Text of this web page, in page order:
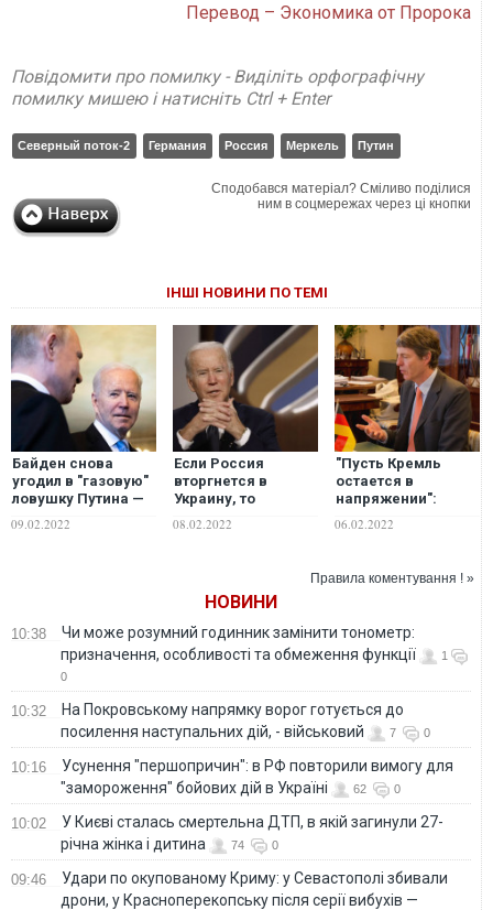
Перевод – Экономика от Пророка
Повідомити про помилку - Виділіть орфографічну
помилку мишею і натисніть Ctrl + Enter
Северный поток-2 Германия Россия Меркель Путин
Сподобався матеріал? Сміливо поділися
ним в соцмережах через ці кнопки
ІНШІ НОВИНИ ПО ТЕМІ
Байден снова
угодил в "газовую"
ловушку Путина —
09.02.2022
Если Россия
вторгнется в
Украину, то
больше не будет
08.02.2022
"Пусть Кремль
остается в
напряжении":
дипломат
агрессии РФ
06.02.2022
Правила коментування ! »
НОВИНИ
10:38
Чи може розумний годинник замінити тонометр:
призначення, особливості та обмеження функції
1
0
10:32
На Покровському напрямку ворог готується до
посилення наступальних дій, - військовий
7 0
10:16
Усунення "першопричин": в РФ повторили вимогу для
"замороження" бойових дій в Україні
62 0
10:02
У Києві сталась смертельна ДТП, в якій загинули 27-
річна жінка і дитина
74 0
09:46
Удари по окупованому Криму: у Севастополі збивали
дрони, у Красноперекопську після серії вибухів —